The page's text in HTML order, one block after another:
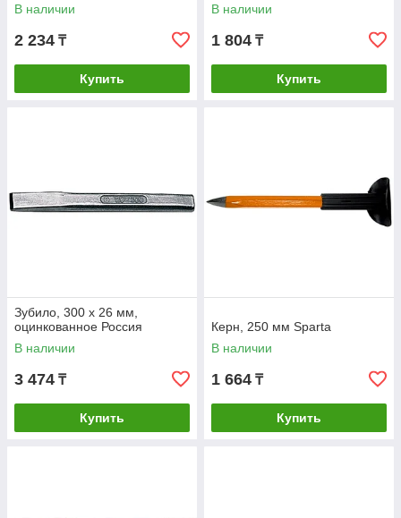
В наличии
2 234 ₸
Купить
В наличии
1 804 ₸
Купить
Зубило, 300 х 26 мм,
оцинкованное Россия
В наличии
3 474 ₸
Купить
Керн, 250 мм Sparta
В наличии
1 664 ₸
Купить